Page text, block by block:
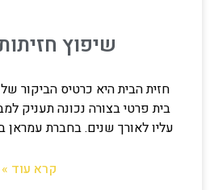
שיפוץ
חזית הבית היא כרטיס הביקור
בית פרטי בצורה נכונה תעניק
עליו לאורך שנים. בחברת עמראן
קרא עוד »